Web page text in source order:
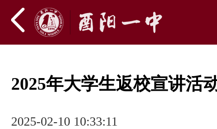
2025年大学生返校宣讲活
2025-02-10 10:33:11